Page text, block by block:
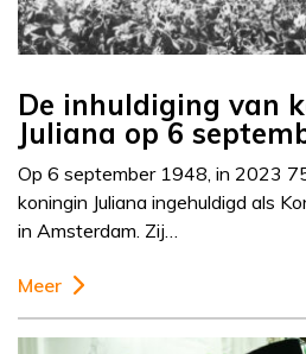
De inhuldiging van
Juliana op 6
Op 6 september 1948, in 2023
koningin Juliana ingehuldigd als
in Amsterdam. Zij…
Meer